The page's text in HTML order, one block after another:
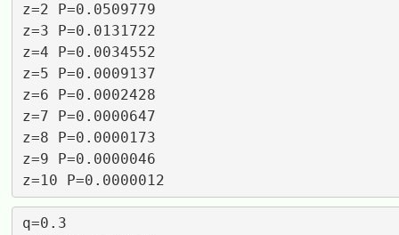
z=2 P=0.0509779
z=3 P=0.0131722
z=4 P=0.0034552
z=5 P=0.0009137
z=6 P=0.0002428
z=7 P=0.0000647
z=8 P=0.0000173
z=9 P=0.0000046
q=0.3